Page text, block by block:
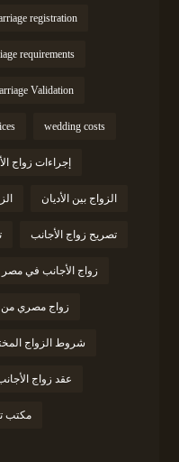
registration
requirements
Validation
wedding costs
إجراءات زواج
الزواج بين الأديان
تصريح زواج الأجانب
زواج الأجانب في مصر
زواج مصري من
شروط الزواج
عقد زواج
مكتب